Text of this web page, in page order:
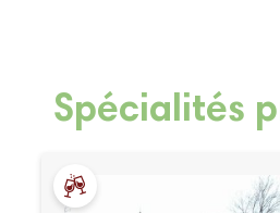
Spécialités